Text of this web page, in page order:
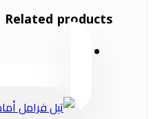
Related products